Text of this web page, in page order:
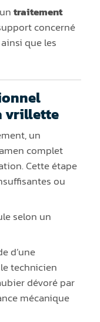
traitement
concerné
que les
vrillette
un
complet
Cette étape
ou
selon un
d’une
technicien
dévoré par
mécanique